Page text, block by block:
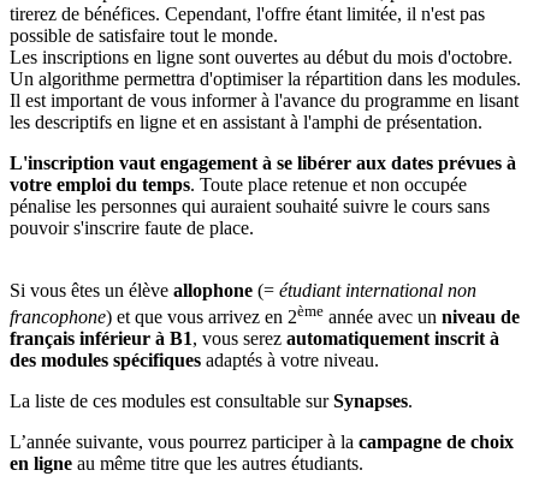
tirerez de bénéfices. Cependant, l'offre étant limitée, il n'est pas
possible de satisfaire tout le monde.
Les inscriptions en ligne sont ouvertes au début du mois d'octobre.
Un algorithme permettra d'optimiser la répartition dans les modules.
Il est important de vous informer à l'avance du programme en lisant
les descriptifs en ligne et en assistant à l'amphi de présentation.
L'inscription vaut engagement à se libérer aux dates prévues à
votre emploi du temps. Toute place retenue et non occupée
pénalise les personnes qui auraient souhaité suivre le cours sans
pouvoir s'inscrire faute de place.
Si vous êtes un élève allophone (= étudiant international non
francophone) et que vous arrivez en 2ème année avec un niveau de
français inférieur à B1, vous serez automatiquement inscrit à
des modules spécifiques adaptés à votre niveau.
La liste de ces modules est consultable surSynapses.
L’année suivante, vous pourrez participer à la campagne de choix
en ligne au même titre que les autres étudiants.